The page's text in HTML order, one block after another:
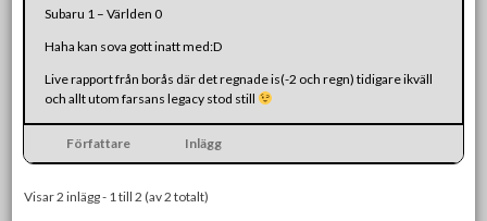
Subaru 1 – Världen 0
Haha kan sova gott inatt med:D
Live rapport från borås där det regnade is(-2 och regn) tidigare ikväll
och allt utom farsans legacy stod still
Författare Inlägg
Visar 2 inlägg - 1 till 2 (av 2 totalt)